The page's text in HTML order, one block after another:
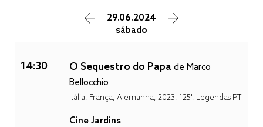
sábado
29.06.2024
14:30 O Sequestro do Papa de Marco
Bellocchio
Itália, França, Alemanha, 2023, 125', Legendas PT
Cine Jardins